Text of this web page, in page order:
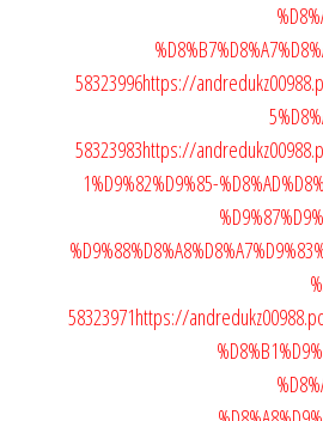
58323996https://
58323983https://
1%D9%82%D9%85-
58323971https://